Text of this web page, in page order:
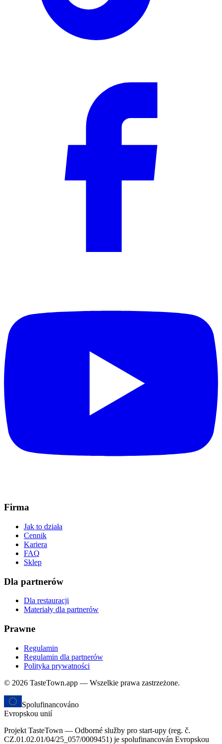
Firma
Jak to działa
Cennik
Kariera
FAQ
Sklep
Dla partnerów
Dla restauracji
Materiały dla partnerów
Prawne
Regulamin
Regulamin dla partnerów
Polityka prywatności
© 2026 TasteTown.app — Wszelkie prawa zastrzeżone.
Spolufinancováno
Evropskou unií
Projekt TasteTown — Odborné služby pro start-upy (reg. č.
CZ.01.02.01/04/25_057/0009451) je spolufinancován Evropskou